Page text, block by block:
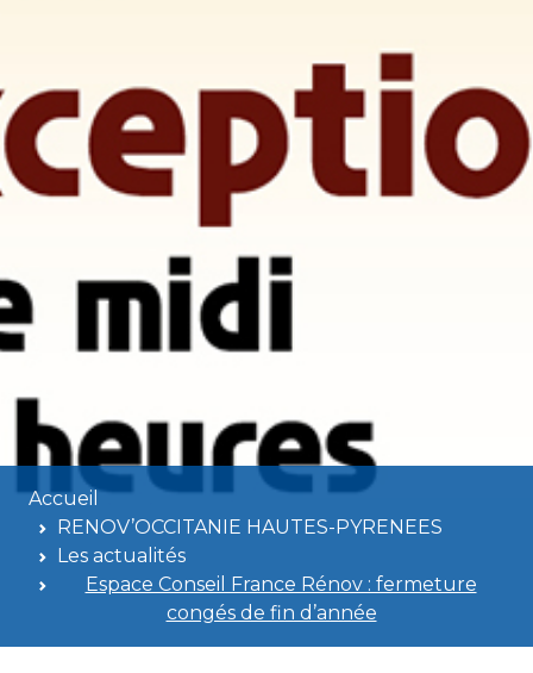
Accueil
RENOV’OCCITANIE HAUTES-PYRENEES
Les actualités
Espace Conseil France Rénov : fermeture
congés de fin d’année